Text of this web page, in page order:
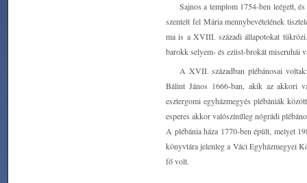
Sajnos a templom 1754-ben leégett,
szentelt fel Mária mennybevételének
ma is a XVIII. századi állapotokat
barokk selyem- és ezüst-brokát miseruhái
A XVII. században plébánosai
Bálint János 1666-ban, akik az akkori
esztergomi egyházmegyés plébániák
esperes akkor valószínűleg nógrádi
A plébánia háza 1770-ben épült, melyet
könyvtára jelenleg a Váci Egyházmegyei
fő volt.